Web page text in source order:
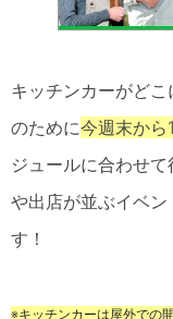
キッチンカーがど
のために今週末から
ジュールに合わせ
や出店が並ぶイベ
す！
※キッチンカーは屋外での